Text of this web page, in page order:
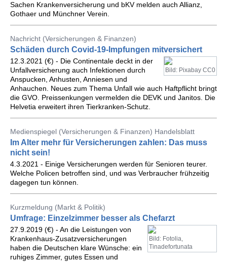
Sachen Krankenversicherung und bKV melden auch Allianz,
Gothaer und Münchner Verein.
Nachricht (Versicherungen & Finanzen)
Schäden durch Covid-19-Impfungen mitversichert
Bild: Pixabay CC0
12.3.2021 (€) - Die Continentale deckt in der
Unfallversicherung auch Infektionen durch
Anspucken, Anhusten, Anniesen und
Anhauchen. Neues zum Thema Unfall wie auch Haftpflicht bringt
die GVO. Preissenkungen vermelden die DEVK und Janitos. Die
Helvetia erweitert ihren Tierkranken-Schutz.
Medienspiegel (Versicherungen & Finanzen) Handelsblatt
Im Alter mehr für Versicherungen zahlen: Das muss
nicht sein!
4.3.2021 - Einige Versicherungen werden für Senioren teurer.
Welche Policen betroffen sind, und was Verbraucher frühzeitig
dagegen tun können.
Kurzmeldung (Markt & Politik)
Umfrage: Einzelzimmer besser als Chefarzt
Bild: Fotolia,
Tinadefortunata
27.9.2019 (€) - An die Leistungen von
Krankenhaus-Zusatzversicherungen
haben die Deutschen klare Wünsche: ein
ruhiges Zimmer, gutes Essen und